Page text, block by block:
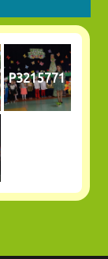
P3215771